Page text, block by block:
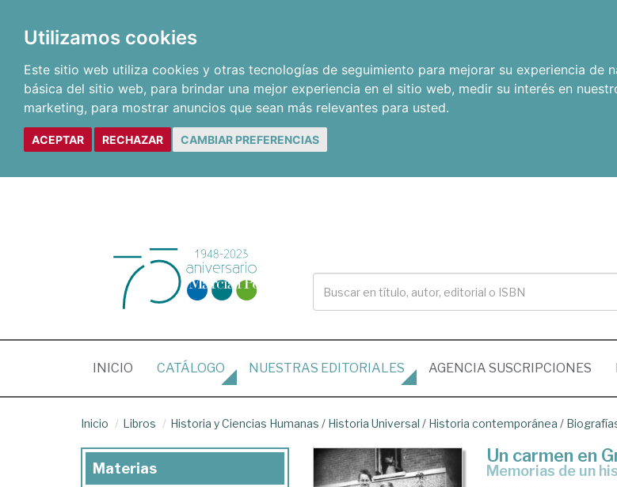
Utilizamos cookies
Este sitio web utiliza cookies y otras tecnologías de seguimiento para mejorar su experiencia de
básica del sitio web, para brindar una mejor experiencia en el sitio web, medir su interés en
marketing, para mostrar anuncios que sean más relevantes para usted.
ACEPTAR RECHAZAR CAMBIAR PREFERENCIAS
INICIO (CURRENT)
CATÁLOGO NUESTRAS EDITORIALES AGENCIA SUSCRIPCIONES
Inicio Libros Historia y Ciencias Humanas / Historia Universal / Historia contemporánea /
Un carmen en
memorias de un
Materias